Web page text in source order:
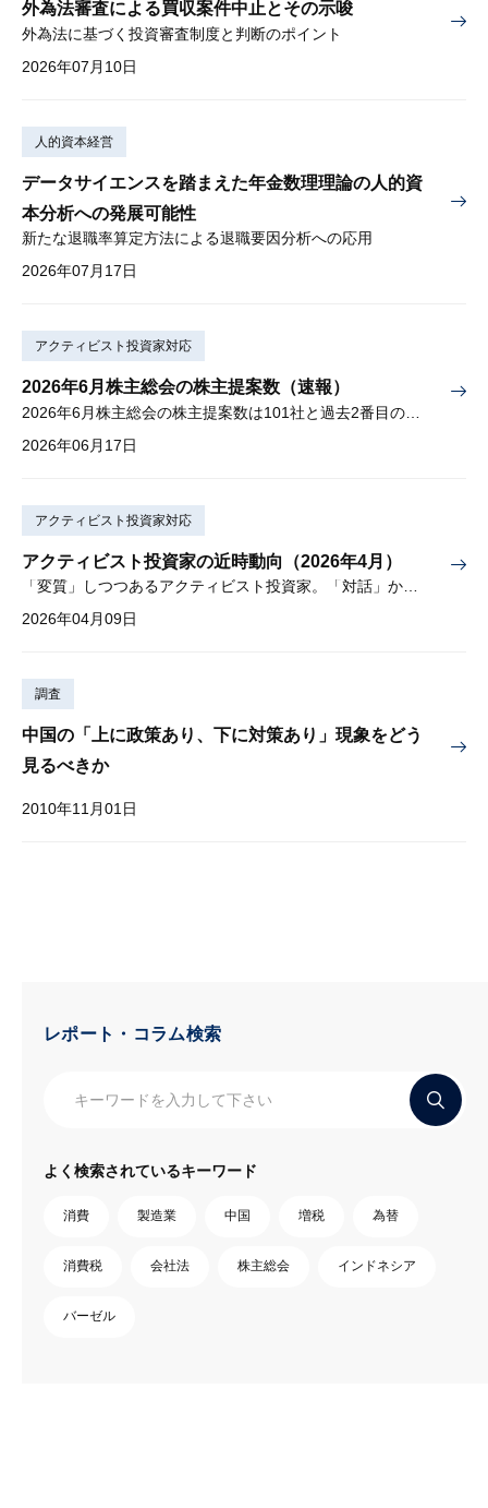
外為法審査による買収案件中止とその示唆
外為法に基づく投資審査制度と判断のポイント
2026年07月10日
人的資本経営
データサイエンスを踏まえた年金数理理論の人的資
本分析への発展可能性
新たな退職率算定方法による退職要因分析への応用
2026年07月17日
アクティビスト投資家対応
2026年6月株主総会の株主提案数（速報）
2026年06月17日
アクティビスト投資家対応
アクティビスト投資家の近時動向（2026年4月）
「変質」しつつあるアクティビスト投資家。「対話」から「交渉」に。
2026年04月09日
調査
中国の「上に政策あり、下に対策あり」現象をどう
見るべきか
2010年11月01日
レポート・コラム検索
よく検索されているキーワード
消費 製造業 中国 増税 為替
消費税 会社法 株主総会 インドネシア
バーゼル